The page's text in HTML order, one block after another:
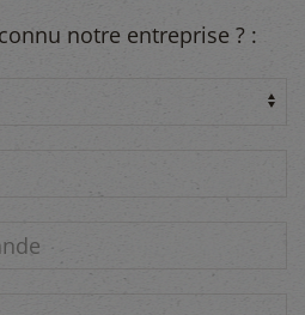
notre entreprise ? :